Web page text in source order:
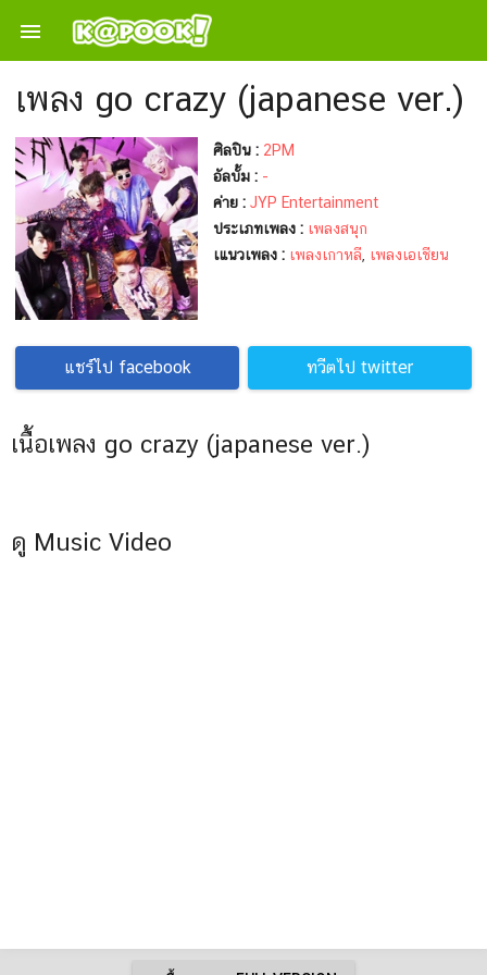

เพลง go crazy (japanese ver.)
ศิลปิน : 2PM
อัลบั้ม : -
ค่าย : JYP Entertainment
ประเภทเพลง : เพลงสนุก
เแนวเพลง : เพลงเกาหลี เพลงเอเชียน
แชร์ไป facebook ทวีตไป twitter
เนื้อเพลง go crazy (japanese ver.)
ดู Music Video